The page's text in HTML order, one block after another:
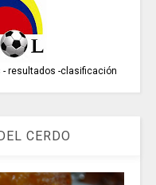
- resultados -clasificación
CERDO